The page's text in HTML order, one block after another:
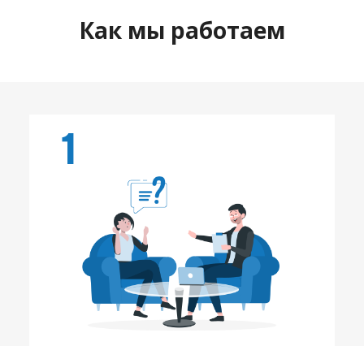
Как мы работаем
1